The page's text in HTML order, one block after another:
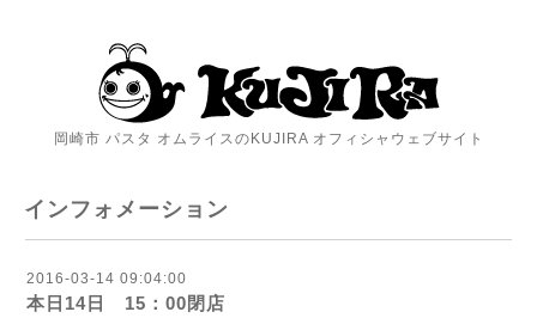
岡崎市 パスタ オムライスのKUJIRA オフィシャウェブサイト
インフォメーション
2016-03-14 09:04:00
本日14日 15：00閉店